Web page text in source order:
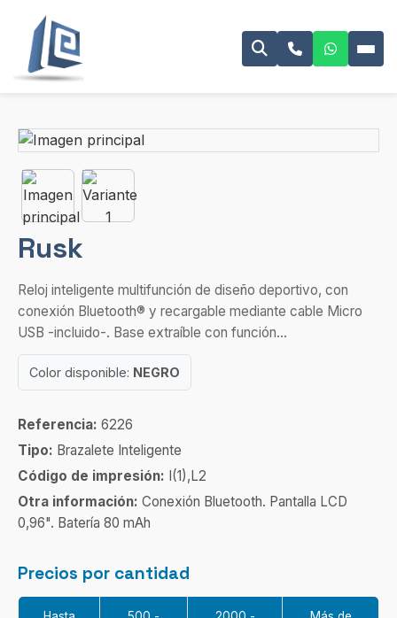
Rusk
Reloj inteligente multifunción de diseño deportivo, con
conexión Bluetooth® y recargable mediante cable Micro
USB -incluido-. Base extraíble con función...
Color disponible: NEGRO
Referencia: 6226
Tipo: Brazalete Inteligente
Código de impresión: I(1),L2
Otra información: Conexión Bluetooth. Pantalla LCD
0,96". Batería 80 mAh
Precios por cantidad